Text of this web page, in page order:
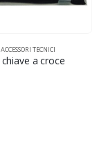
,VOLANTI